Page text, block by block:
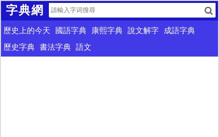
字典網
歷史上的今天 國語字典 康熙字典 說文解字
成語字典
歷史字典 書法字典 語文